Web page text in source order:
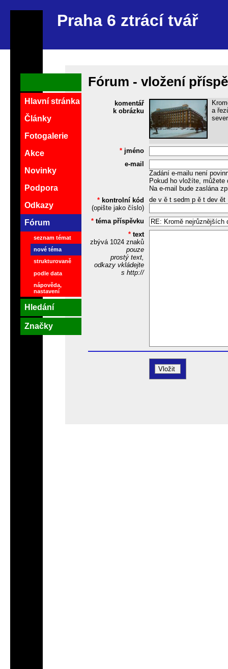
Praha 6 ztrácí tvář
Fórum - vložení
komentář
k obrázku
a
* jméno
e-mail
Zadání e-mailu není
Pokud ho vložíte,
Na e-mail bude zaslána
* kontrolní kód
(opište jako číslo)
de v ě t sedm p ě t dev ět
* téma příspěvku
* text
zbývá 1024znaků
pouze
prostý text,
odkazy vkládejte
s http://
Hlavní stránka
Články
Fotogalerie
Akce
Novinky
Podpora
Odkazy
Fórum
seznam témat
nové téma
strukturovaně
podle data
nápověda,
nastavení
Hledání
Značky